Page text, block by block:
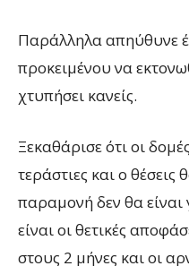
Παράλληλα απηύθυνε
προκειμένου να
χτυπήσει κανείς.
Ξεκαθάρισε ότι οι
τεράστιες και ο θέσεις
παραμονή δεν θα είναι
είναι οι θετικές
στους 2 μήνες και οι